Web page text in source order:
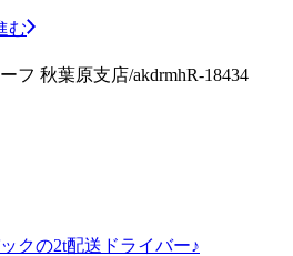
む
フ 秋葉原支店/akdrmhR-18434
クの2t配送ドライバー♪